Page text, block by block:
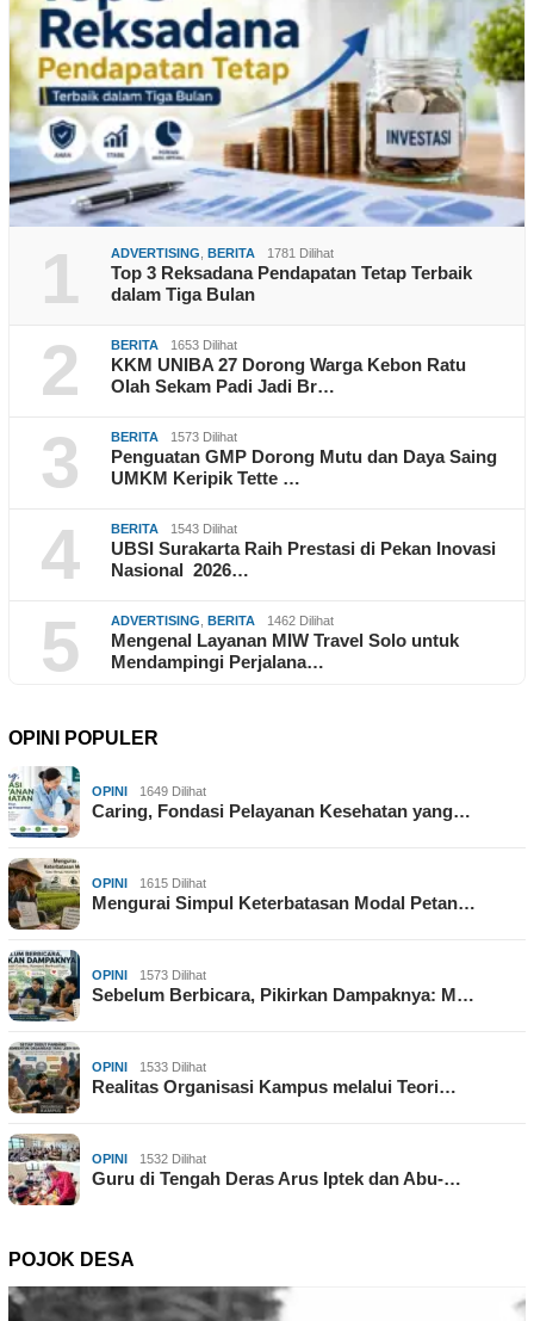
1 ADVERTISING BERITA 1781 Dilihat
Top 3 Reksadana Pendapatan Tetap Terbaik
dalam Tiga Bulan
2 BERITA 1653 Dilihat
KKM UNIBA 27 Dorong Warga Kebon Ratu
Olah Sekam Padi Jadi Br…
3 BERITA 1573 Dilihat
Penguatan GMP Dorong Mutu dan Daya Saing
UMKM Keripik Tette …
4 BERITA 1543 Dilihat
UBSI Surakarta Raih Prestasi di Pekan Inovasi
Nasional 2026…
5 ADVERTISING BERITA 1462 Dilihat
Mengenal Layanan MIW Travel Solo untuk
Mendampingi Perjalana…
OPINI POPULER
OPINI 1649 Dilihat
Caring, Fondasi Pelayanan Kesehatan yang…
OPINI 1615 Dilihat
Mengurai Simpul Keterbatasan Modal Petan…
OPINI 1573 Dilihat
Sebelum Berbicara, Pikirkan Dampaknya: M…
OPINI 1533 Dilihat
Realitas Organisasi Kampus melalui Teori…
OPINI 1532 Dilihat
Guru di Tengah Deras Arus Iptek dan Abu-…
POJOK DESA